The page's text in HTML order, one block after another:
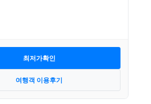
최저가확인
여행객 이용후기